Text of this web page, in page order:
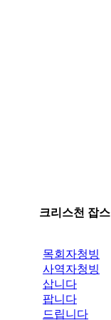
크리스천 잡스
목회자청빙
사역자청빙
삽니다
팝니다
드립니다